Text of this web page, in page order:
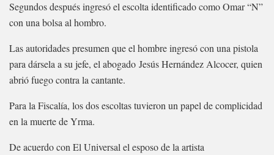
Segundos después ingresó el escolta identificado como Omar “N”
con una bolsa al hombro.
Las autoridades presumen que el hombre ingresó con una pistola
para dársela a su jefe, el abogado Jesús Hernández Alcocer, quien
abrió fuego contra la cantante.
Para la Fiscalía, los dos escoltas tuvieron un papel de complicidad
en la muerte de Yrma.
De acuerdo con El Universal el esposo de la artista